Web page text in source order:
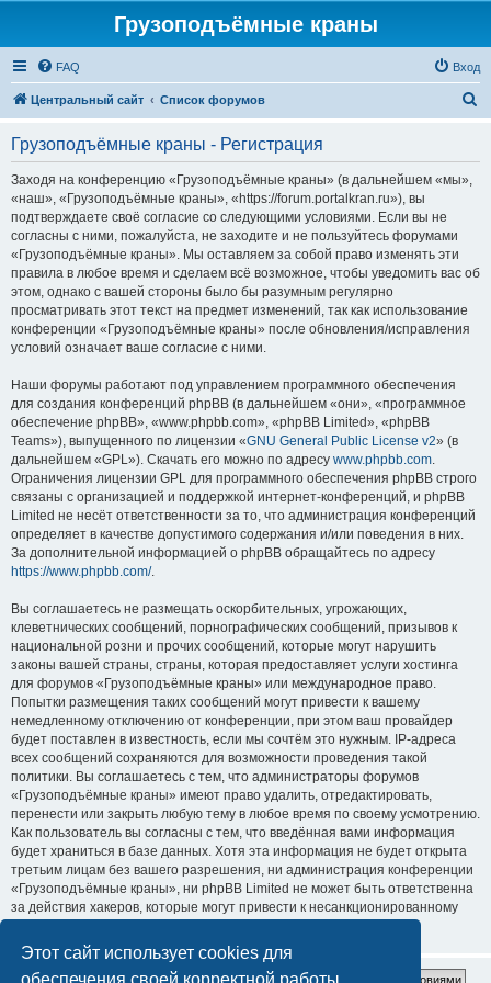
Этот сайт использует cookies для
обеспечения своей корректной работы.
Грузоподъёмные краны
FAQ Вход
Центральный сайт Список форумов
Грузоподъёмные краны - Регистрация
Заходя на конференцию «Грузоподъёмные краны» (в дальнейшем «мы»,
«наш», «Грузоподъёмные краны», «https://forum.portalkran.ru»), вы
подтверждаете своё согласие со следующими условиями. Если вы не
согласны с ними, пожалуйста, не заходите и не пользуйтесь форумами
«Грузоподъёмные краны». Мы оставляем за собой право изменять эти
правила в любое время и сделаем всё возможное, чтобы уведомить вас об
этом, однако с вашей стороны было бы разумным регулярно
просматривать этот текст на предмет изменений, так как использование
конференции «Грузоподъёмные краны» после обновления/исправления
условий означает ваше согласие с ними.
Наши форумы работают под управлением программного обеспечения
для создания конференций phpBB (в дальнейшем «они», «программное
обеспечение phpBB», «www.phpbb.com», «phpBB Limited», «phpBB
Teams»), выпущенного по лицензии «GNU General Public License v2» (в
дальнейшем «GPL»). Скачать его можно по адресу www.phpbb.com.
Ограничения лицензии GPL для программного обеспечения phpBB строго
связаны с организацией и поддержкой интернет-конференций, и phpBB
Limited не несёт ответственности за то, что администрация конференций
определяет в качестве допустимого содержания и/или поведения в них.
За дополнительной информацией о phpBB обращайтесь по адресу
https://www.phpbb.com/.
Вы соглашаетесь не размещать оскорбительных, угрожающих,
клеветнических сообщений, порнографических сообщений, призывов к
национальной розни и прочих сообщений, которые могут нарушить
законы вашей страны, страны, которая предоставляет услуги хостинга
для форумов «Грузоподъёмные краны» или международное право.
Попытки размещения таких сообщений могут привести к вашему
немедленному отключению от конференции, при этом ваш провайдер
будет поставлен в известность, если мы сочтём это нужным. IP-адреса
всех сообщений сохраняются для возможности проведения такой
политики. Вы соглашаетесь с тем, что администраторы форумов
«Грузоподъёмные краны» имеют право удалить, отредактировать,
перенести или закрыть любую тему в любое время по своему усмотрению.
Как пользователь вы согласны с тем, что введённая вами информация
будет храниться в базе данных. Хотя эта информация не будет открыта
третьим лицам без вашего разрешения, ни администрация конференции
«Грузоподъёмные краны», ни phpBB Limited не может быть ответственна
за действия хакеров, которые могут привести к несанкционированному